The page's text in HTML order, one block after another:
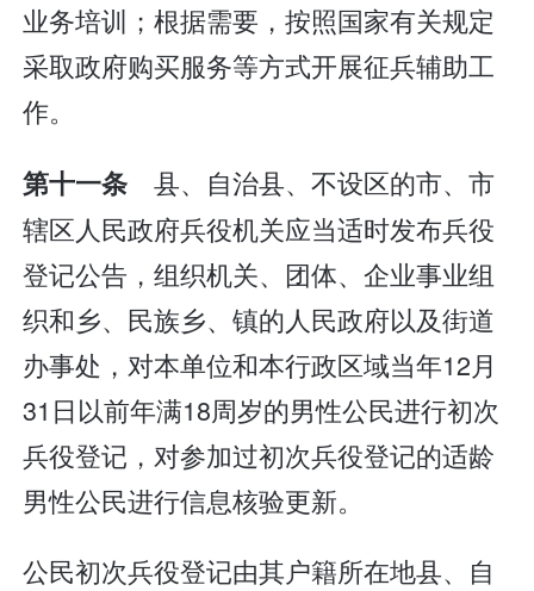
业务培训；根据需要，按照国家有关规定
采取政府购买服务等方式开展征兵辅助工
作。
第十一条 县、自治县、不设区的市、市
辖区人民政府兵役机关应当适时发布兵役
登记公告，组织机关、团体、企业事业组
织和乡、民族乡、镇的人民政府以及街道
办事处，对本单位和本行政区域当年12月
31日以前年满18周岁的男性公民进行初次
兵役登记，对参加过初次兵役登记的适龄
男性公民进行信息核验更新。
公民初次兵役登记由其户籍所在地县、自